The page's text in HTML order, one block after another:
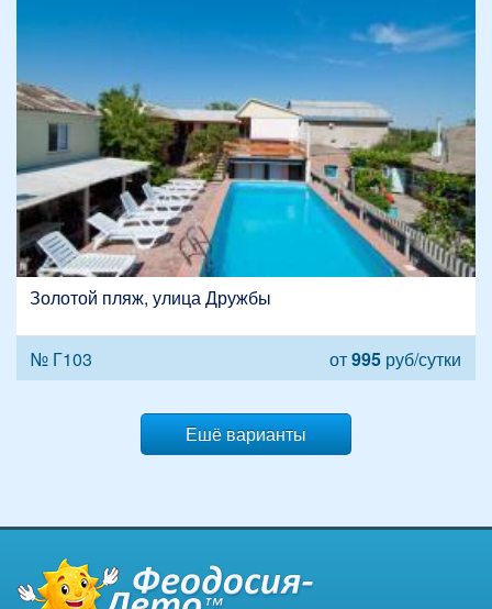
Золотой пляж, улица Дружбы
№ Г103 от995 руб/сутки
Ешё варианты